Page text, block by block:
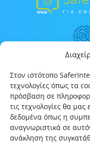
Στον ιστότοπο
τεχνολογίες όπως τα
πρόσβαση σε
τις τεχνολογίες θα
δεδομένα όπως η
αναγνωριστικά σε
ανάκληση της